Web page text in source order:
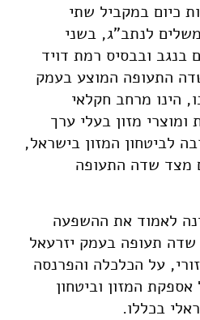
כיום במקביל שתי
לנתב"ג, בשני
בנגב ובבסיס רמת דויד
התעופה המוצע בעמק
הינו מרחב חקלאי
מזון בעלי ערך
לביטחון המזון בישראל,
מצד שדה התעופה
לאמוד את ההשפעה
שדה תעופה בעמק יזרעאל
על הכלכלה והפרנסה
המזון וביטחון
בכללו.